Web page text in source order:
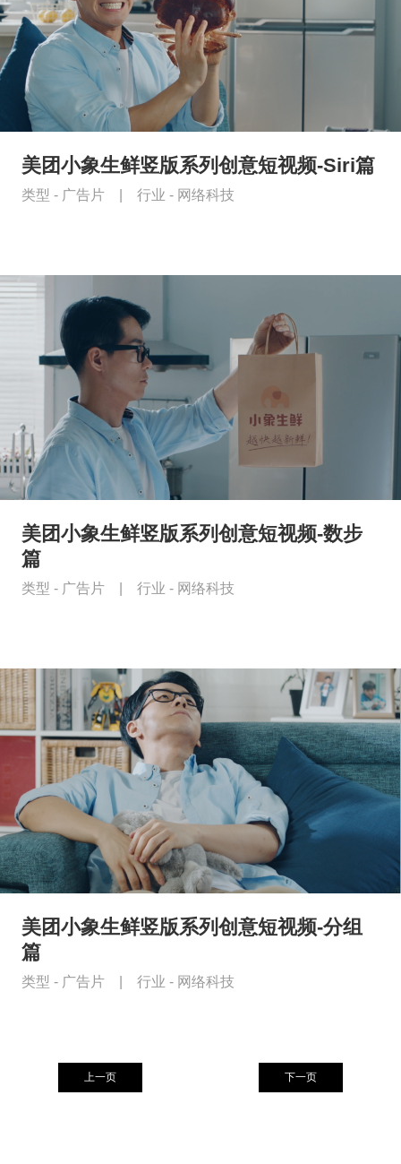
美团小象生鲜竖版系列创意短视频-Siri篇
类型 - 广告片 行业 - 网络科技
美团小象生鲜竖版系列创意短视频-数步
篇
类型 - 广告片 行业 - 网络科技
美团小象生鲜竖版系列创意短视频-分组
篇
类型 - 广告片 行业 - 网络科技
上一页 下一页